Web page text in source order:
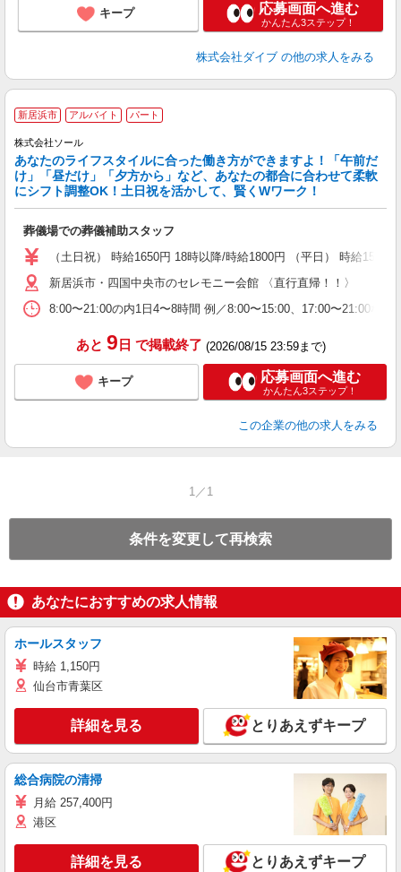
キープ 応募画面へ進む
かんたん3ステップ！
株式会社ダイブ の他の求人をみる
新居浜市 アルバイト パート
株式会社ソール
あなたのライフスタイルに合った働き方ができますよ！「午前だ
け」「昼だけ」「夕方から」など、あなたの都合に合わせて柔軟
にシフト調整OK！土日祝を活かして、賢くWワーク！
葬儀場での葬儀補助スタッフ
（土日祝） 時給1650円 18時以降/時給1800円 （平日） 時給
新居浜市・四国中央市のセレモニー会館 〈直行直帰！！〉
8:00〜21:00の内1日4〜8時間 例／8:00〜15:00、17:00〜21:00な
あと 9 日 で掲載終了 (2026/08/15 23:59まで)
キープ 応募画面へ進む
かんたん3ステップ！
この企業の他の求人をみる
1／1
条件を変更して再検索
あなたにおすすめの求人情報
ホールスタッフ
時給 1,150円
仙台市青葉区
詳細を見る とりあえずキープ
総合病院の清掃
月給 257,400円
港区
詳細を見る とりあえずキープ